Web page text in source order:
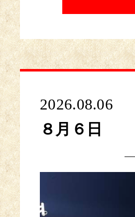
2026.08.06
８月６日